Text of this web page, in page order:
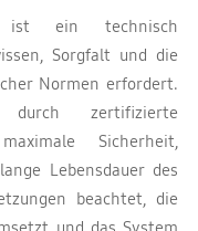
ist ein technisch
Sorgfalt und die
Normen erfordert.
durch zertifizierte
Sicherheit,
Lebensdauer des
beachtet, die